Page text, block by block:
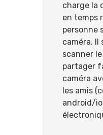
charge la
en temps
personne
caméra. Il
scanner le
partager
caméra
les amis
android/